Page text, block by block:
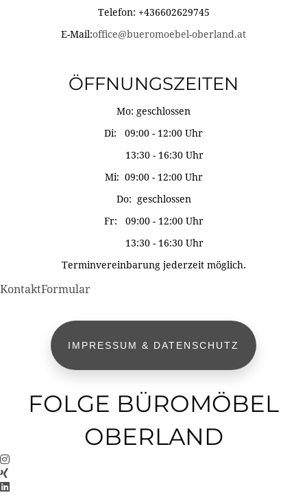
Telefon: +436602629745
E-Mail:office@bueromoebel-oberland.at
ÖFFNUNGSZEITEN
Mo: geschlossen
Di: 09:00 - 12:00 Uhr
13:30 - 16:30 Uhr
Mi: 09:00 - 12:00 Uhr
Do: geschlossen
Fr: 09:00 - 12:00 Uhr
13:30 - 16:30 Uhr
Terminvereinbarung jederzeit möglich.
KontaktFormular
IMPRESSUM & DATENSCHUTZ
FOLGE BÜROMÖBEL
OBERLAND